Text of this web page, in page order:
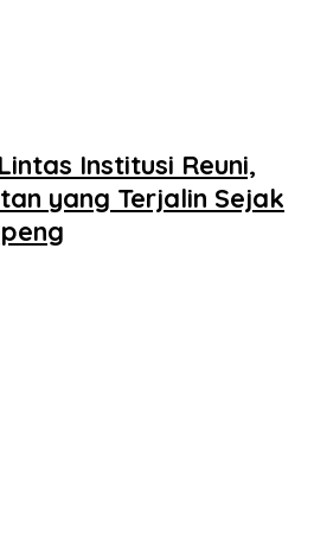
Institusi Reuni,
yang Terjalin Sejak